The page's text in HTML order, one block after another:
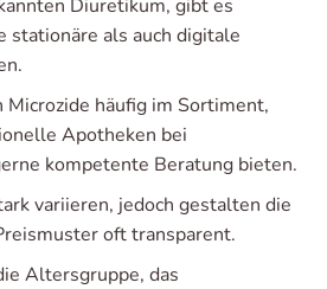
Diuretikum, gibt es
stationäre als auch digitale
Microzide häufig im Sortiment,
Apotheken bei
kompetente Beratung bieten.
variieren, jedoch gestalten die
oft transparent.
Altersgruppe, das